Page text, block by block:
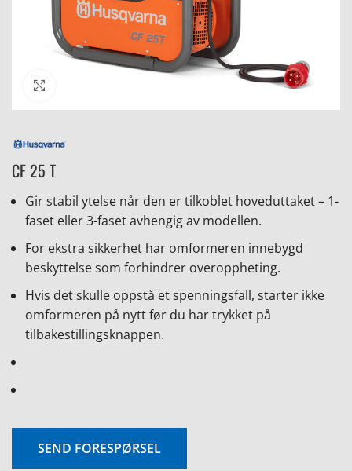
CF 25 T
Gir stabil ytelse når den er tilkoblet hoveduttaket – 1-
faset eller 3-faset avhengig av modellen.
For ekstra sikkerhet har omformeren innebygd
beskyttelse som forhindrer overoppheting.
Hvis det skulle oppstå et spenningsfall, starter ikke
omformeren på nytt før du har trykket på
tilbakestillingsknappen.
SEND FORESPØRSEL